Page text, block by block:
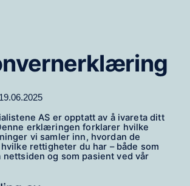
AS er opptatt av å ivareta ditt
erklæringen forklarer hvilke
vi samler inn, hvordan de
rettigheter du har – både som
nettsiden og som pasient ved vår